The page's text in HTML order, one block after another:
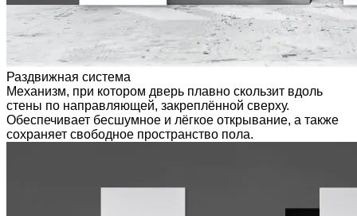
Раздвижная система
Механизм, при котором дверь плавно скользит вдоль
стены по направляющей, закреплённой сверху.
Обеспечивает бесшумное и лёгкое открывание, а также
сохраняет свободное пространство пола.